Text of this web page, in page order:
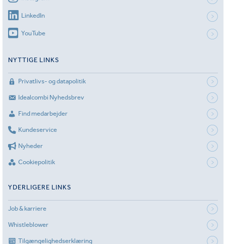
LinkedIn
YouTube
NYTTIGE LINKS
Privatlivs- og datapolitik
Idealcombi Nyhedsbrev
Find medarbejder
Kundeservice
Nyheder
Cookiepolitik
YDERLIGERE LINKS
Job & karriere
Whistleblower
Tilgængelighedserklæring